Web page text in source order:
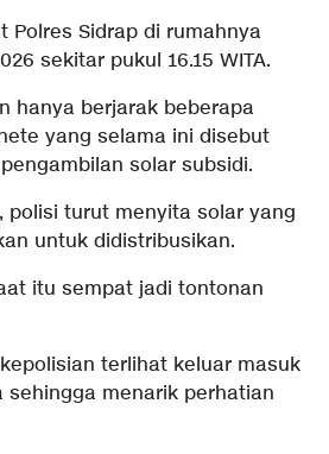
Polres Sidrap di rumahnya
sekitar pukul 16.15 WITA.
hanya berjarak beberapa
yang selama ini disebut
solar subsidi.
polisi turut menyita solar yang
untuk didistribusikan.
itu sempat jadi tontonan
terlihat keluar masuk
sehingga menarik perhatian